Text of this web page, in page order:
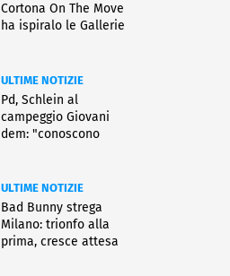
Cortona On The Move
ha ispiralo le Gallerie
ULTIME NOTIZIE
Pd, Schlein al
campeggio Giovani
dem: "conoscono
ULTIME NOTIZIE
Bad Bunny strega
Milano: trionfo alla
prima, cresce attesa